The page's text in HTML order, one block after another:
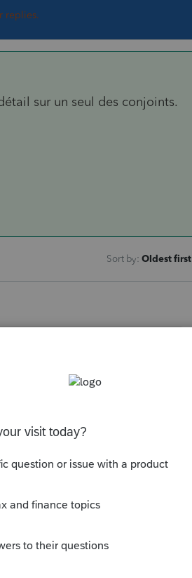
replies.
sur un seul des conjoints.
Sort by: Oldest first
détail sur un seul des